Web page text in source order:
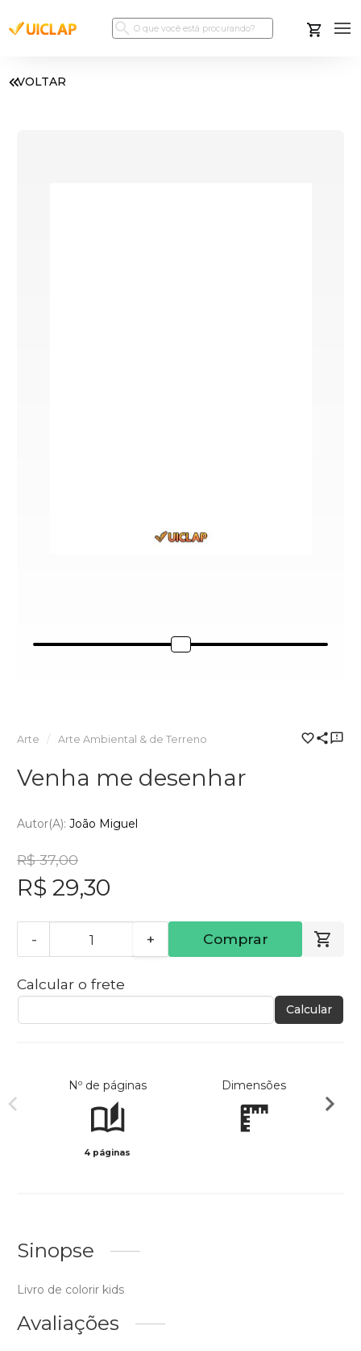
VOLTAR
Arte Arte Ambiental & de Terreno
Venha me desenhar
Autor(a): João Miguel
R$ 37,00
R$ 29,30
- + Comprar
Calcular o frete
Calcular
Nº de páginas
4 páginas
Dimensões
Sinopse
Livro de colorir kids
Avaliações